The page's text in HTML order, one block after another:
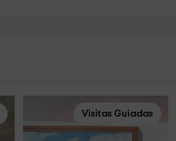
Visitas Guiadas